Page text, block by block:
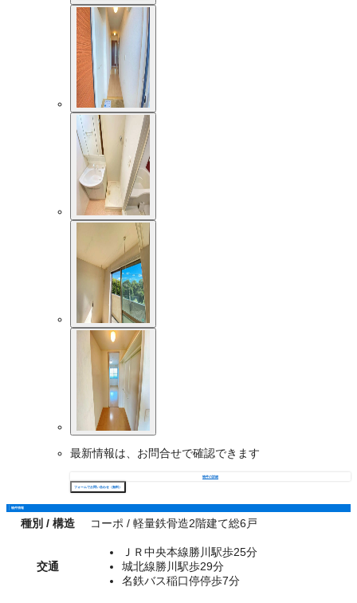
最新情報は、お問合せで確認できます
物件の詳細
フォームでお問い合わせ（無料）
物件情報
種別 / 構造 コーポ / 軽量鉄骨造2階建て総6戸
交通
ＪＲ中央本線勝川駅歩25分
城北線勝川駅歩29分
名鉄バス稲口停停歩7分